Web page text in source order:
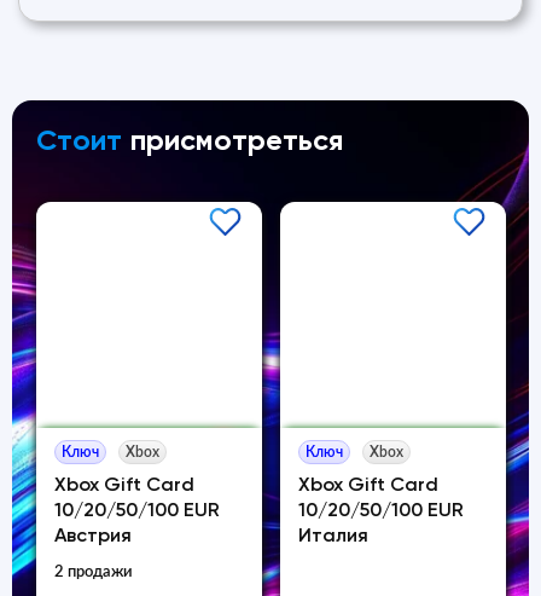
Стоит присмотреться
Ключ Xbox
Xbox Gift Card
10/20/50/100 EUR
Австрия
2 продажи
Ключ Xbox
Xbox Gift Card
10/20/50/100 EUR
Италия